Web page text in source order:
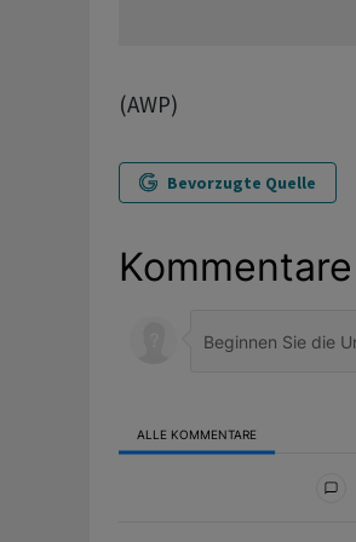
(AWP)
Bevorzugte Quelle
Kommentare
ALLE KOMMENTARE